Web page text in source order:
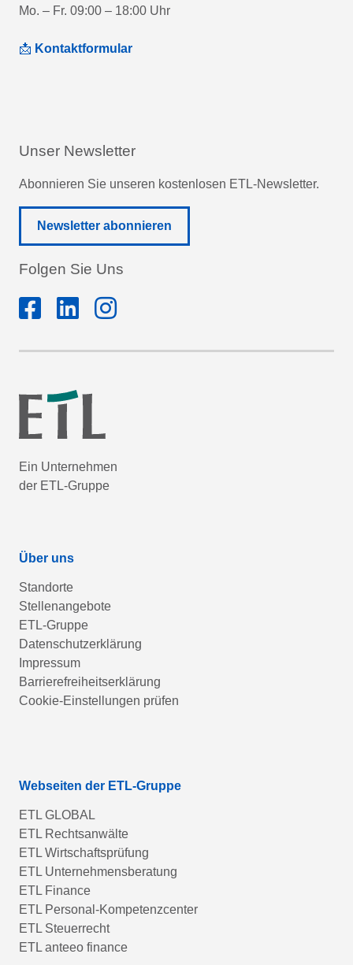
Mo. – Fr. 09:00 – 18:00 Uhr
📩 Kontaktformular
Unser Newsletter
Abonnieren Sie unseren kostenlosen ETL-Newsletter.
Newsletter abonnieren
Folgen Sie Uns
Ein Unternehmen
der ETL-Gruppe
Über uns
Standorte
Stellenangebote
ETL-Gruppe
Datenschutzerklärung
Impressum
Barrierefreiheitserklärung
Cookie-Einstellungen prüfen
Webseiten der ETL-Gruppe
ETL GLOBAL
ETL Rechtsanwälte
ETL Wirtschaftsprüfung
ETL Unternehmensberatung
ETL Finance
ETL Personal-Kompetenzcenter
ETL Steuerrecht
ETL anteeo finance